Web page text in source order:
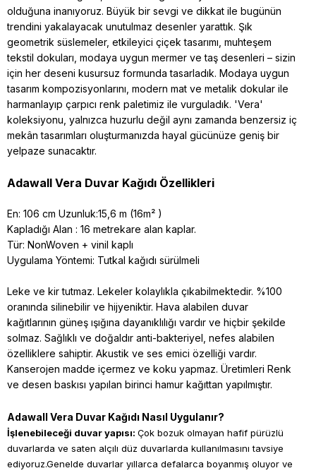
olduğuna inanıyoruz. Büyük bir sevgi ve dikkat ile bugünün
trendini yakalayacak unutulmaz desenler yarattık. Şık
geometrik süslemeler, etkileyici çiçek tasarımı, muhteşem
tekstil dokuları, modaya uygun mermer ve taş desenleri – sizin
için her deseni kusursuz formunda tasarladık. Modaya uygun
tasarım kompozisyonlarını, modern mat ve metalik dokular ile
harmanlayıp çarpıcı renk paletimiz ile vurguladık. 'Vera'
koleksiyonu, yalnızca huzurlu değil aynı zamanda benzersiz iç
mekân tasarımları oluşturmanızda hayal gücünüze geniş bir
yelpaze sunacaktır.
Adawall Vera Duvar Kağıdı Özellikleri
En: 106 cm Uzunluk:15,6 m (16m² )
Kapladığı Alan : 16 metrekare alan kaplar.
Tür: NonWoven + vinil kaplı
Uygulama Yöntemi: Tutkal kağıdı sürülmeli
Leke ve kir tutmaz. Lekeler kolaylıkla çıkabilmektedir. %100
oranında silinebilir ve hijyeniktir. Hava alabilen duvar
kağıtlarının güneş ışığına dayanıklılığı vardır ve hiçbir şekilde
solmaz. Sağlıklı ve doğaldır anti-bakteriyel, nefes alabilen
özelliklere sahiptir. Akustik ve ses emici özelliği vardır.
Kanserojen madde içermez ve koku yapmaz. Üretimleri Renk
ve desen baskısı yapılan birinci hamur kağıttan yapılmıştır.
Adawall Vera Duvar Kağıdı Nasıl Uygulanır?
İşlenebileceği duvar yapısı: Çok bozuk olmayan hafif pürüzlü
duvarlarda ve saten alçılı düz duvarlarda kullanılmasını tavsiye
ediyoruz.Genelde duvarlar yıllarca defalarca boyanmış oluyor ve